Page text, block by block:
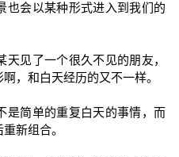
也会以某种形式进入到我们的
见了一个很久不见的朋友，
，和白天经历的又不一样。
是简单的重复白天的事情，而
新组合。